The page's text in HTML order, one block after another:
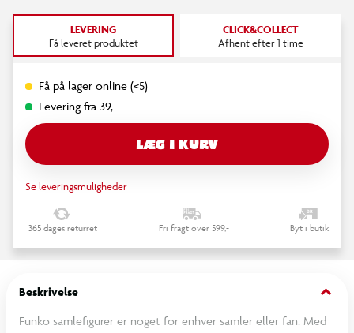
LEVERING
Få leveret produktet
CLICK&COLLECT
Afhent efter 1 time
Få på lager online (<5)
Levering fra 39,-
LÆG I KURV
Se leveringsmuligheder
365 dages returret Fri fragt over 599,- Byt i butik
Beskrivelse keyboard_arrow_down
Funko samlefigurer er noget for enhver samler eller fan. Med